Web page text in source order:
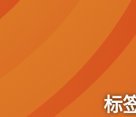
标